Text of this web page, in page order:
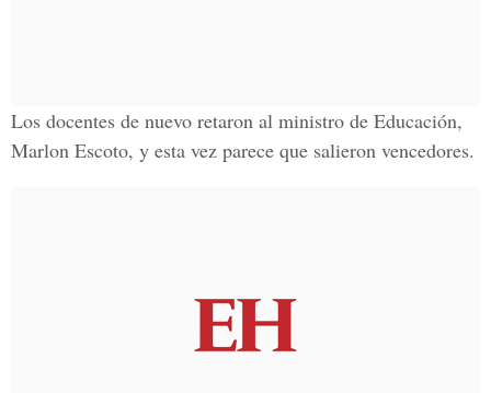
Los docentes de nuevo retaron al ministro de Educación,
Marlon Escoto, y esta vez parece que salieron vencedores.